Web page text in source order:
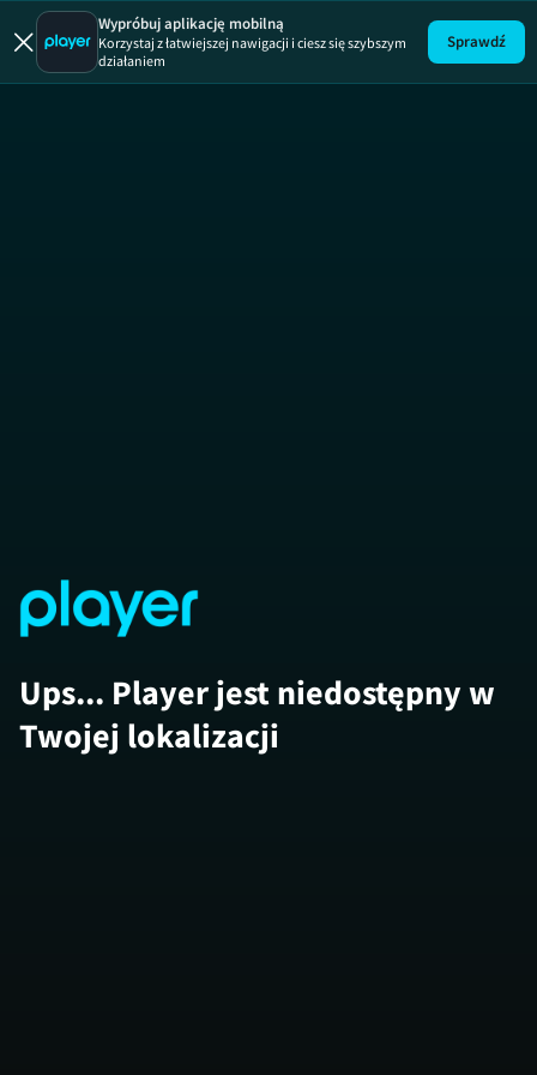
Uwaga!
Wypróbuj aplikację mobilną
Korzystaj z łatwiejszej nawigacji i ciesz się szybszym
działaniem
Sprawdź
Ups... Player jest niedostępny w
Twojej lokalizacji